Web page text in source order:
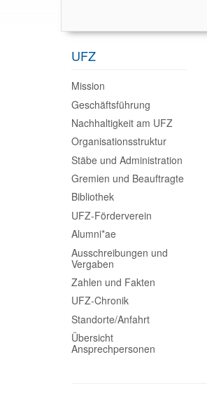
UFZ
Mission
Geschäftsführung
Nachhaltigkeit am UFZ
Organisationsstruktur
Stäbe und Administration
Gremien und Beauftragte
Bibliothek
UFZ-Förderverein
Alumni*ae
Ausschreibungen und
Vergaben
Zahlen und Fakten
UFZ-Chronik
Standorte/Anfahrt
Übersicht
Ansprechpersonen